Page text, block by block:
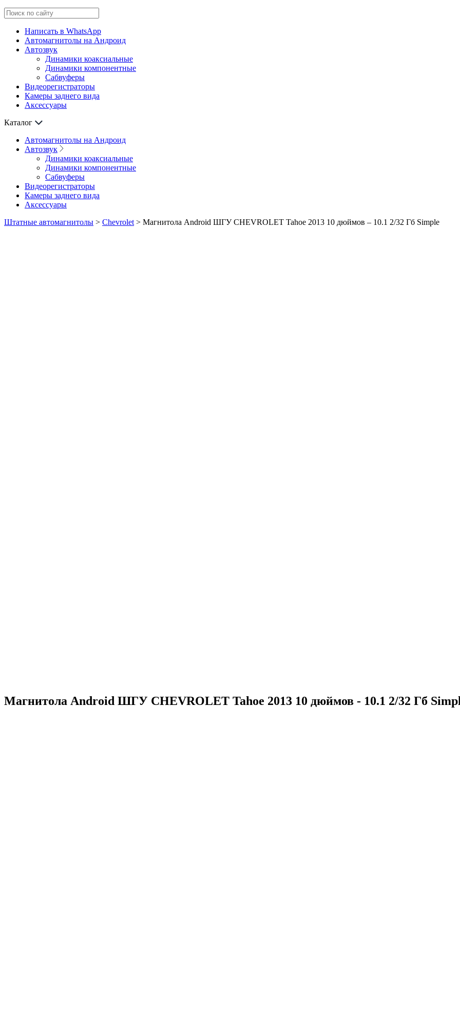
Написать в WhatsApp
Автомагнитолы на Андроид
Автозвук
Динамики коаксиальные
Динамики компонентные
Сабвуферы
Видеорегистраторы
Камеры заднего вида
Аксессуары
Каталог
Автомагнитолы на Андроид
Автозвук
Динамики коаксиальные
Динамики компонентные
Сабвуферы
Видеорегистраторы
Камеры заднего вида
Аксессуары
Штатные автомагнитолы > Chevrolet > Магнитола Android ШГУ CHEVROLET Tahoe 2013 10 дюймов – 10.1 2/32 Гб Simple
Магнитола Android ШГУ CHEVROLET Tahoe 2013 10 дюймов - 10.1 2/32 Гб